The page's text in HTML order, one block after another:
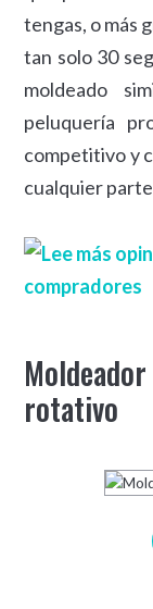
tengas, o más
tan solo 30
moldeado
peluquería
competitivo y
cualquier
compradores
rotativo